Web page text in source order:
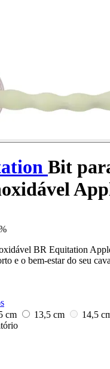
Bit
BR Equitation
e o bem-estar do seu
cm 13,5 cm
14,5